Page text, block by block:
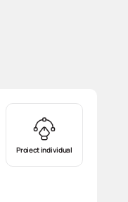
Proiect individual